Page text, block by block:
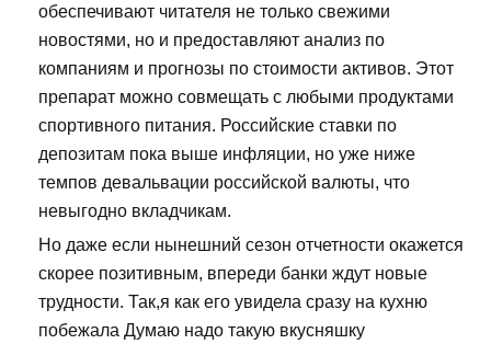
обеспечивают читателя не только свежими
новостями, но и предоставляют анализ по
компаниям и прогнозы по стоимости активов. Этот
препарат можно совмещать с любыми продуктами
спортивного питания. Российские ставки по
депозитам пока выше инфляции, но уже ниже
темпов девальвации российской валюты, что
невыгодно вкладчикам.
Но даже если нынешний сезон отчетности окажется
скорее позитивным, впереди банки ждут новые
трудности. Так,я как его увидела сразу на кухню
побежала Думаю надо такую вкусняшку